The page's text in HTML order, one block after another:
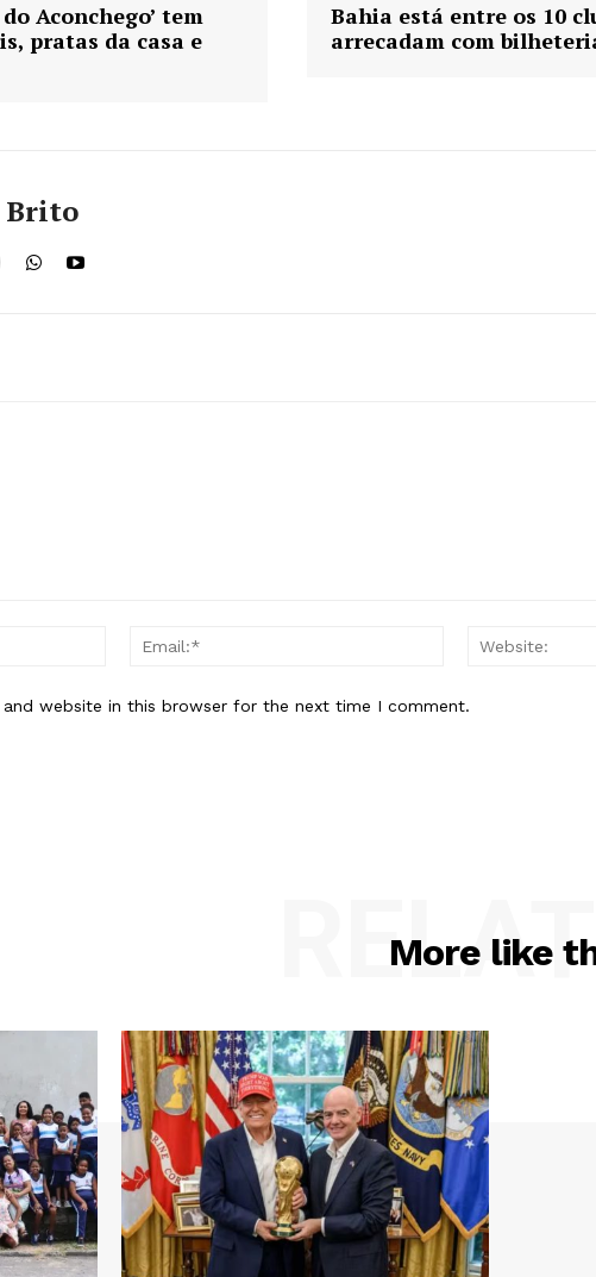
Aconchego’ tem
pratas da casa e
Bahia está entre os 10
arrecadam com
Brito
Name:*
Email:*
and website in this browser for the next time I comment.
More like